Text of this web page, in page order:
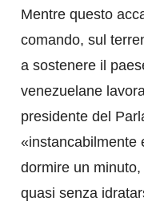
Mentre questo
comando, sul
a sostenere il
venezuelane
presidente del
«instancabilmente
dormire un
quasi senza